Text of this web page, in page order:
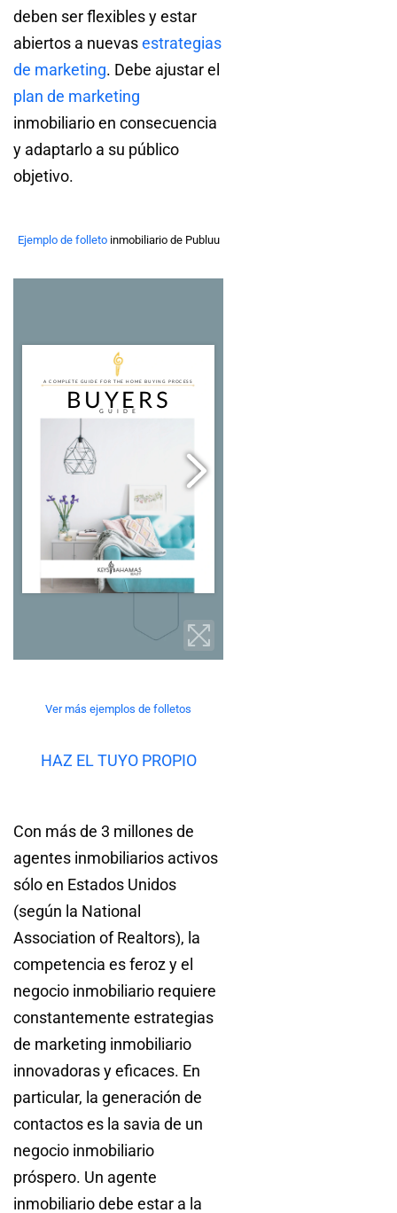
deben ser flexibles y estar
abiertos a nuevasestrategias
de marketing. Debe ajustar el
plan de marketing
inmobiliario en consecuencia
y adaptarlo a su público
objetivo.
Ejemplo de folletoinmobiliario de Publuu
Ver más ejemplos de folletos
HAZ EL TUYO PROPIO
Con más de 3 millones de
agentes inmobiliarios activos
sólo en Estados Unidos
(según la National
Association of Realtors), la
competencia es feroz y el
negocio inmobiliario requiere
constantemente estrategias
de marketing inmobiliario
innovadoras y eficaces. En
particular, la generación de
contactos es la savia de un
negocio inmobiliario
próspero. Un agente
inmobiliario debe estar a la